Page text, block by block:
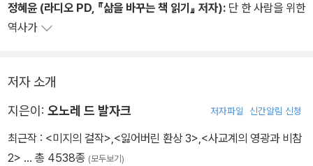
정혜윤 (라디오 PD, 『삶을 바꾸는 책 읽기』 저자): 단 한 사람을 위한
역사가
저자 소개
지은이: 오노레 드 발자크 저자파일 신간알림 신청
최근작 : <미지의 걸작>,<잃어버린 환상 3>,<사교계의 영광과 비참
2> … 총 4538종 (모두보기)